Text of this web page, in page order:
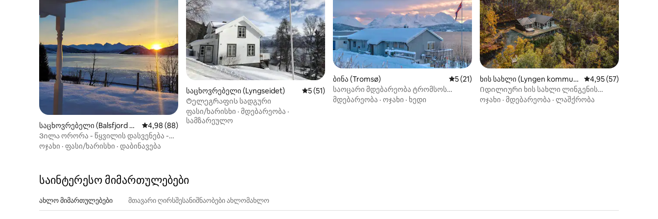
საცხოვრებელი (Balsfjord ko
mmune)
საშუალო შეფასებაა 5‑დან 4,98, 88 მიმოხილვა
4,98 (88)
Ვილა ორორა - წყვილის დასვენება -
გამორჩეული ხედი
ოჯახი · ფასი/ხარისხი · დაბინავება
საცხოვრებელი (Lyngseidet) საშუალო შეფასებაა 5‑დან 5, 51 მიმოხილვა
5 (51)
Ტელეგრაფის სადგური
ფასი/ხარისხი · მდებარეობა ·
სამზარეულო
ბინა (Tromsø) საშუალო შეფასებაა 5‑დან 5, 21 მიმოხილვა
5 (21)
საოცარი მდებარეობა ტრომსოს
გარეთ, ლინგენის ალპების ხედით!
მდებარეობა · ოჯახი · ხედი
ხის სახლი (Lyngen kommun
e)
საშუალო შეფასებაა
4,95 (57)
Იდილიური ხის სახლი ლინგენის
ალპებში
ოჯახი · მდებარეობა · ლაშქრობა
საინტერესო მიმართულებები
ახლო მიმართულებები მთავარი ღირსშესანიშნაობები ახლომახლო